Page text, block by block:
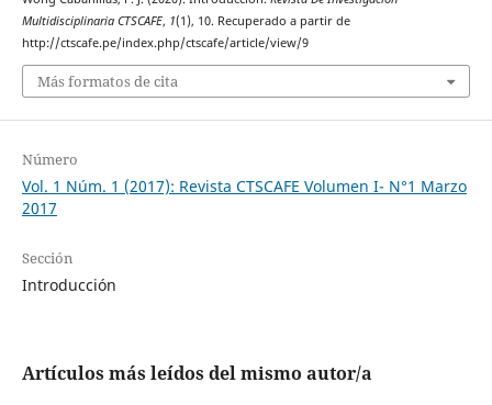
Multidisciplinaria CTSCAFE, 1(1), 10. Recuperado a partir de
http://ctscafe.pe/index.php/ctscafe/article/view/9
Más formatos de cita
Número
Vol. 1 Núm. 1 (2017): Revista CTSCAFE Volumen I- N°1 Marzo
2017
Sección
Introducción
Artículos más leídos del mismo autor/a